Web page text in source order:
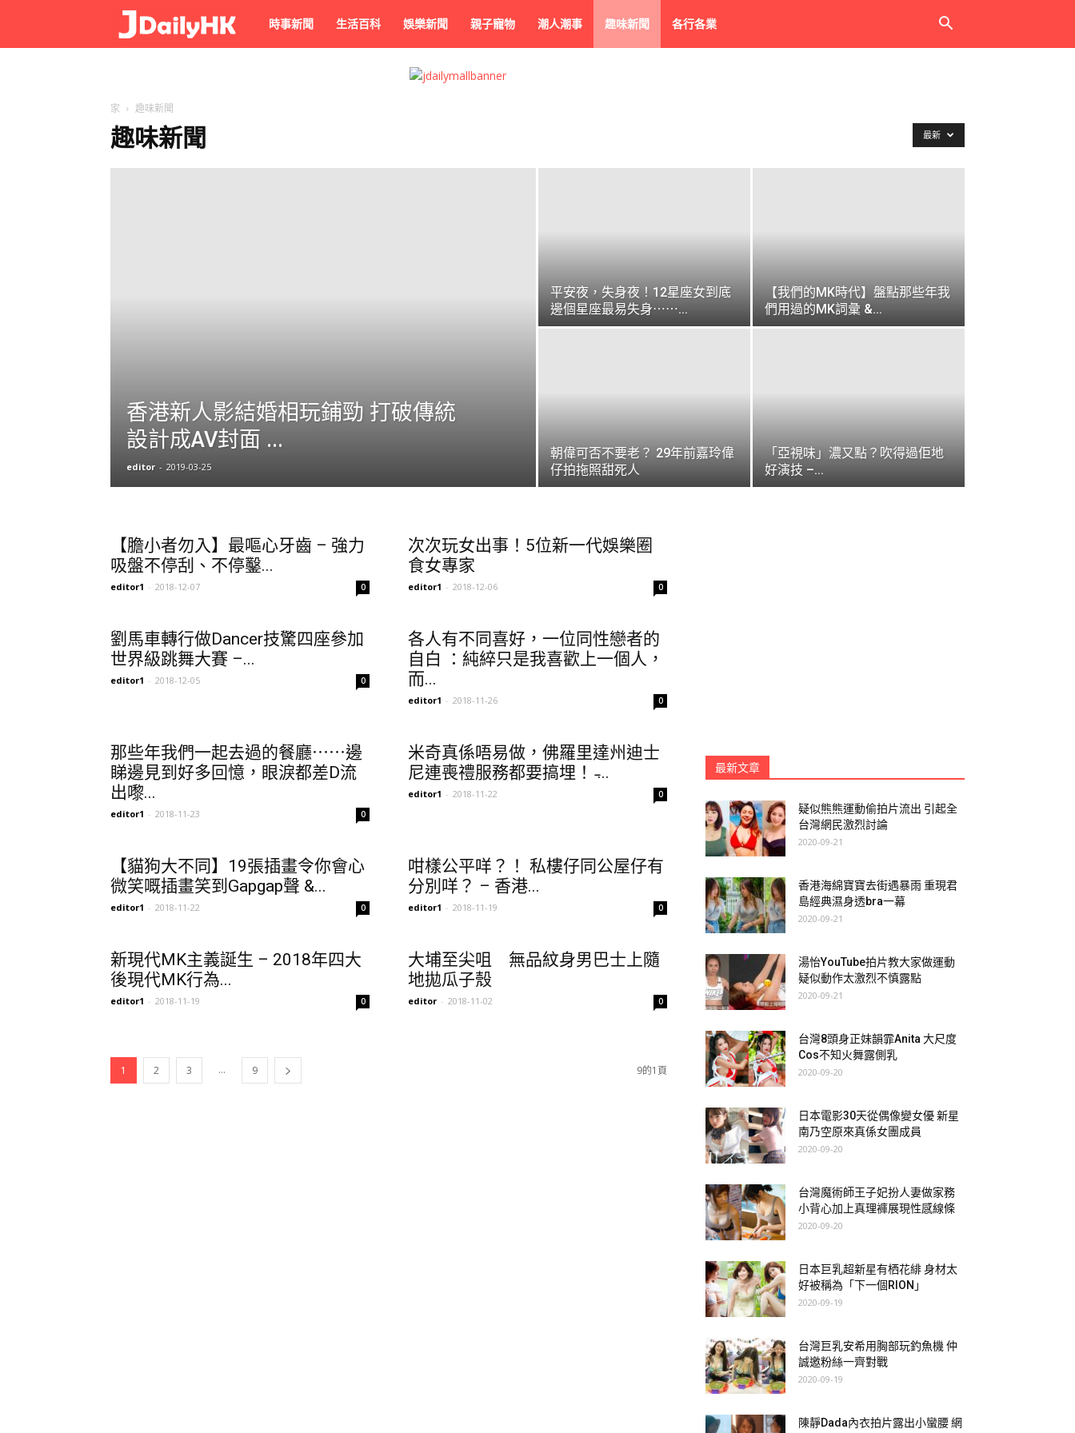
JPhoto
時事新聞 生活百科 娛樂新聞 親子寵物 潮人潮事 趣味新聞 各行各業
家 趣味新聞
趣味新聞 最新
香港新人影結婚相玩鋪勁 打破傳統
設計成AV封面 ...
editor - 2019-03-25
平安夜，失身夜！12星座女到底
邊個星座最易失身⋯⋯...
【我們的MK時代】盤點那些年我
們用過的MK詞彙 &...
朝偉可否不要老？ 29年前嘉玲偉
仔拍拖照甜死人
「亞視味」濃又點？吹得過佢地
好演技 –...
【膽小者勿入】最嘔心牙齒 – 強力
吸盤不停刮、不停鑿...
editor1 - 2018-12-07 0
次次玩女出事！5位新一代娛樂圈
食女專家
editor1 - 2018-12-06 0
劉馬車轉行做Dancer技驚四座參加
世界級跳舞大賽 –...
editor1 - 2018-12-05 0
各人有不同喜好，一位同性戀者的
自白 ：純綷只是我喜歡上一個人，
而...
editor1 - 2018-11-26 0
那些年我們一起去過的餐廳⋯⋯邊
睇邊見到好多回憶，眼淚都差D流
出嚟...
editor1 - 2018-11-23 0
米奇真係唔易做，佛羅里達州迪士
尼連喪禮服務都要搞埋！ ̵...
editor1 - 2018-11-22 0
【貓狗大不同】19張插畫令你會心
微笑嘅插畫笑到Gapgap聲 &...
editor1 - 2018-11-22 0
咁樣公平咩？！ 私樓仔同公屋仔有
分別咩？ – 香港...
editor1 - 2018-11-19 0
新現代MK主義誕生 – 2018年四大
後現代MK行為...
editor1 - 2018-11-19 0
大埔至尖咀 無品紋身男巴士上隨
地拋瓜子殼
editor - 2018-11-02 0
1 2 3 ... 9 9的1頁
最新文章
疑似熊熊運動偷拍片流出 引起全
台灣網民激烈討論
2020-09-21
香港海綿寶寶去街遇暴雨 重現君
島經典濕身透bra一幕
2020-09-21
湯怡YouTube拍片教大家做運動
疑似動作太激烈不慎露點
2020-09-21
台灣8頭身正妹韻霏Anita 大尺度
Cos不知火舞露側乳
2020-09-20
日本電影30天從偶像變女優 新星
南乃空原來真係女團成員
2020-09-20
台灣魔術師王子妃扮人妻做家務
小背心加上真理褲展現性感線條
2020-09-20
日本巨乳超新星有栖花緋 身材太
好被稱為「下一個RION」
2020-09-19
台灣巨乳安希用胸部玩釣魚機 仲
誠邀粉絲一齊對戰
2020-09-19
陳靜Dada內衣拍片露出小蠻腰 網